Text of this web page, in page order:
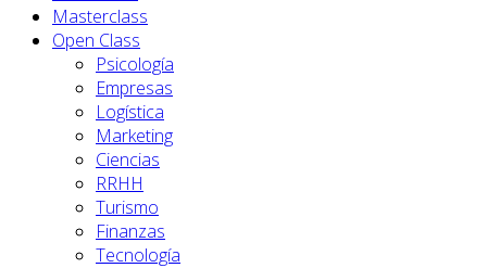
Masterclass
Open Class
Psicología
Empresas
Logística
Marketing
Ciencias
RRHH
Turismo
Finanzas
Tecnología